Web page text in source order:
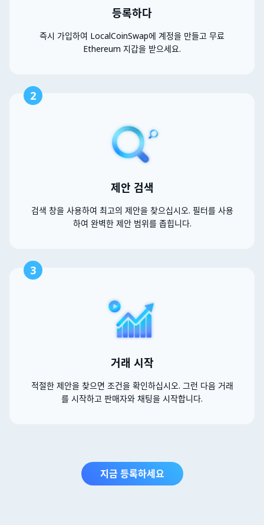
등록하다
즉시 가입하여 LocalCoinSwap에 계정을 만들고 무료
Ethereum 지갑을 받으세요.
2
제안 검색
검색 창을 사용하여 최고의 제안을 찾으십시오. 필터를 사용
하여 완벽한 제안 범위를 좁힙니다.
3
거래 시작
적절한 제안을 찾으면 조건을 확인하십시오. 그런 다음 거래
를 시작하고 판매자와 채팅을 시작합니다.
지금 등록하세요